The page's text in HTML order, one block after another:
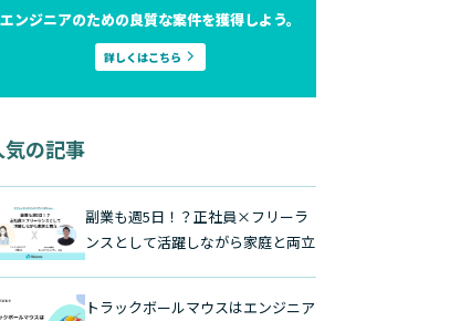
エンジニアのための良質な案件を獲得しよう。
詳しくはこちら
気の記事
副業も週5日！？正社員×フリーラ
ンスとして活躍しながら家庭と両立
トラックボールマウスはエンジニア